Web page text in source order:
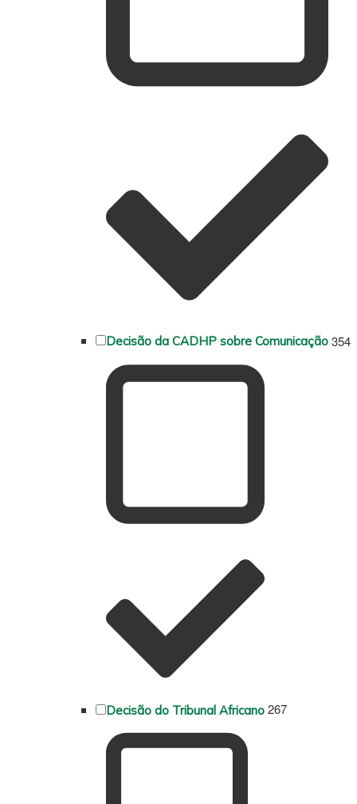
Decisão da CADHP sobre Comunicação 354
Decisão do Tribunal Africano 267